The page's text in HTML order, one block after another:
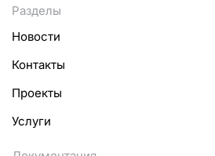
Разделы
Новости
Контакты
Проекты
Услуги